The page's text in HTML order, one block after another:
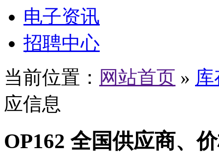
电子资讯
招聘中心
当前位置： 网站首页 »
应信息
OP162 全国供应商、